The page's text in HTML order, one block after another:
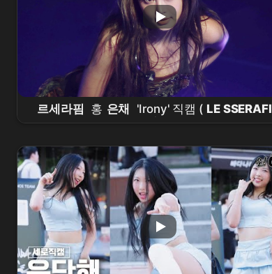
르세라핌 홍 은채 'Irony' 직캠 ( LE
EUNCHAE FanCam) | 260711 LE